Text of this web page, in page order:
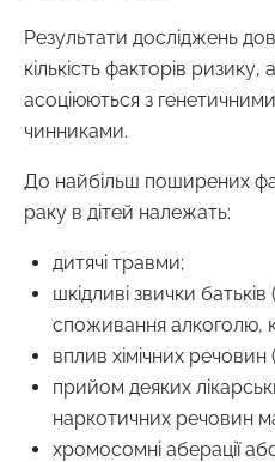
Результати досліджень
кількість факторів
асоціюються з
чинниками.
До найбільш поширених
раку в дітей належать:
дитячі травми;
шкідливі звички
споживання алкоголю,
вплив хімічних
прийом деяких
наркотичних речовин
хромосомні аберації